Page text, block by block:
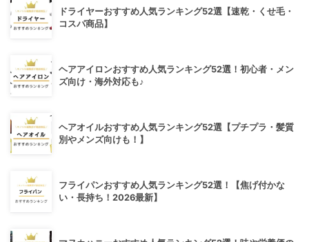
ドライヤーおすすめ人気ランキング52選【速乾・くせ毛・
コスパ商品】
ヘアアイロンおすすめ人気ランキング52選！初心者・メン
ズ向け・海外対応も♪
ヘアオイルおすすめ人気ランキング52選【プチプラ・髪質
別やメンズ向けも！】
フライパンおすすめ人気ランキング52選！【焦げ付かな
い・長持ち！2026最新】